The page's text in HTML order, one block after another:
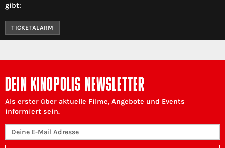
gibt:
TICKETALARM
DEIN KINOPOLIS NEWSLETTER
Als erster über aktuelle Filme, Angebote und Events
informiert sein.